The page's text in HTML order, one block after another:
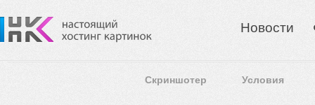
Новости
Скриншотер Условия